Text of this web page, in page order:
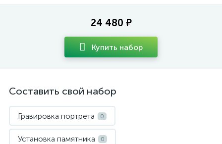
24 480 ₽
Купить набор
Составить свой набор
Гравировка портрета 0
Установка памятника 0